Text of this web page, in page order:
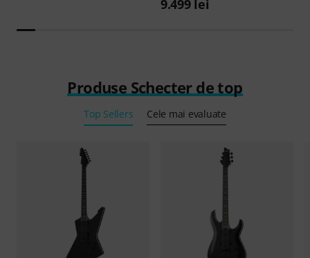
9.499 lei
Produse Schecter de top
Top Sellers Cele mai evaluate